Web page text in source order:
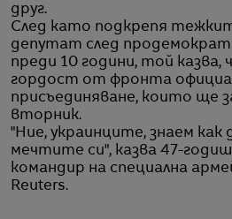
друг.
След като подкрепя
депутат след
преди 10 години, той казва,
гордост от фронта
присъединяване, които ще
вторник.
"Ние, украинците, знаем как
мечтите си", казва 47-
командир на специална
Reuters.